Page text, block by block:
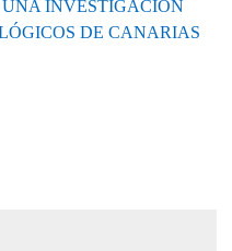
INVESTIGACIÓN
DE CANARIAS